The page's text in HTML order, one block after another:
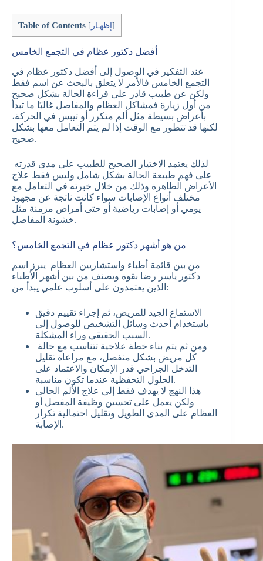
Table of Contents [ إظهـار ]
أفضل دكتور عظام في التجمع الخامس
عند التفكير في الوصول إلى أفضل دكتور عظام في
التجمع الخامس فالأمر لا يتعلق بالبحث عن اسم فقط
ولكن عن طبيب قادر على قراءة الحالة بشكل صحيح
من أول زيارة فمشاكل العظام والمفاصل غالبًا ما تبدأ
بأعراض بسيطة مثل ألم متكرر أو تيبس في الحركة،
لكنها قد تتطور مع الوقت إذا لم يتم التعامل معها بشكل
صحيح.
على فهم طبيعة الحالة بشكل شامل وليس فقط علاج
الأعراض الظاهرة وذلك من خلال خبرته في التعامل مع
مختلف أنواع الإصابات سواء كانت ناتجة عن مجهود
يومي أو إصابات رياضية أو حتى أمراض مزمنة مثل
خشونة المفاصل.
من هو أشهر دكتور عظام في التجمع الخامس؟
من بين قائمة أطباء واستشاريين العظام يبرز اسم
دكتور ياسر رضا بقوة ويصنف من بين أشهر الأطباء
الذين يعتمدون على أسلوب علمي يبدأ من:
الاستماع الجيد للمريض، ثم إجراء تقييم دقيق
باستخدام أحدث وسائل التشخيص للوصول إلى
السبب الحقيقي وراء المشكلة.
كل مريض بشكل منفصل، مع مراعاة تقليل
التدخل الجراحي قدر الإمكان والاعتماد على
الحلول التحفظية عندما تكون مناسبة.
هذا النهج لا يهدف فقط إلى علاج الألم الحالي
ولكن يعمل على تحسين وظيفة المفصل أو
العظام على المدى الطويل وتقليل احتمالية تكرار
الإصابة.